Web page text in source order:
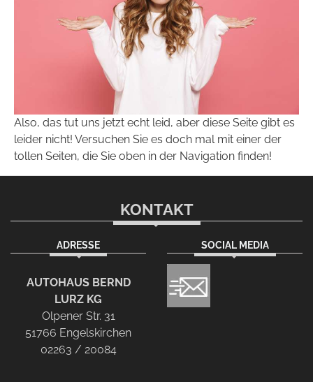
Also, das tut uns jetzt echt leid, aber diese Seite gibt es
leider nicht! Versuchen Sie es doch mal mit einer der
tollen Seiten, die Sie oben in der Navigation finden!
KONTAKT
ADRESSE
AUTOHAUS BERND
LURZ KG
Olpener Str. 31
51766 Engelskirchen
02263 / 20084
SOCIAL MEDIA